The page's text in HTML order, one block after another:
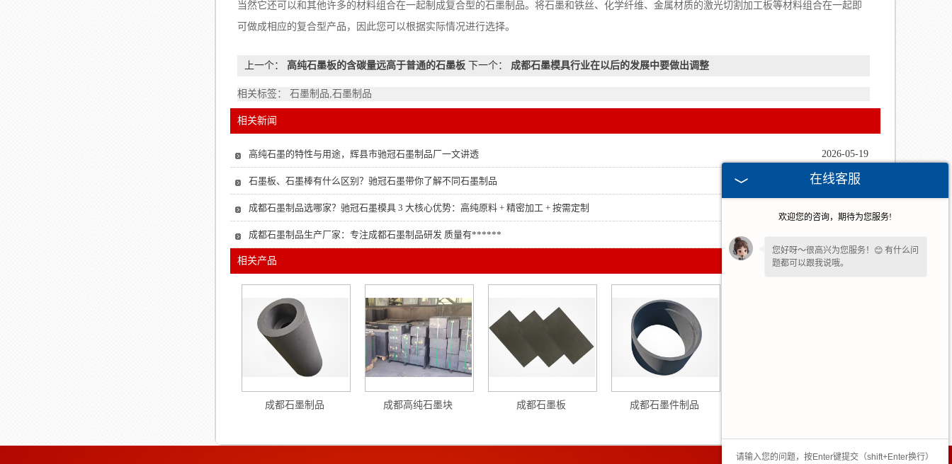
当然它还可以和其他许多的材料组合在一起制成复合型的石墨制品。将石墨和铁丝、化学纤维、金属材质的激光切割加工板等材料组合在一起即
可做成相应的复合型产品，因此您可以根据实际情况进行选择。
上一个： 高纯石墨板的含碳量远高于普通的石墨板 下一个： 成都石墨模具行业在以后的发展中要做出调整
相关标签： 石墨制品,石墨制品
相关新闻
2026-05-19
高纯石墨的特性与用途，辉县市驰冠石墨制品厂一文讲透
2026-04-14
石墨板、石墨棒有什么区别？驰冠石墨带你了解不同石墨制品
成都石墨制品选哪家？驰冠石墨模具 3 大核心优势：高纯原料 + 精密加工 + 按需定制
成都石墨制品生产厂家：专注成都石墨制品研发 质量有******
相关产品
成都石墨制品 成都高纯石墨块 成都石墨板 成都石墨件制品
在线客服
欢迎您的咨询，期待为您服务!
您好呀～很高兴为您服务！😊 有什么问
题都可以跟我说哦。